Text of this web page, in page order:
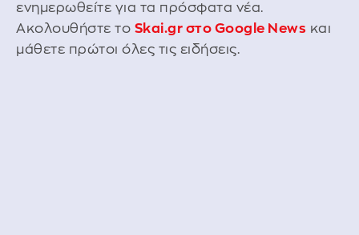
ενημερωθείτε για τα πρόσφατα νέα.
Ακολουθήστε το Skai.gr στο Google News και
μάθετε πρώτοι όλες τις ειδήσεις.